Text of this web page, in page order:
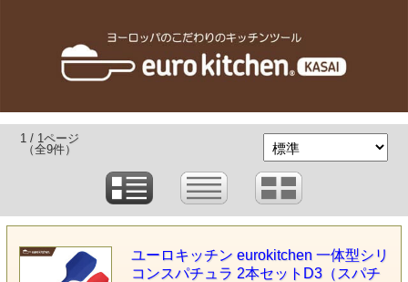
1 / 1ページ
（全9件）
ユーロキッチン eurokitchen 一体型シリ
コンスパチュラ 2本セットD3（スパチ